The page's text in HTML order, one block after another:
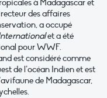
à Madagascar et
des affaires
a occupé
et a été
pour WWF.
est considéré comme
de l’océan Indien et est
de Madagascar,